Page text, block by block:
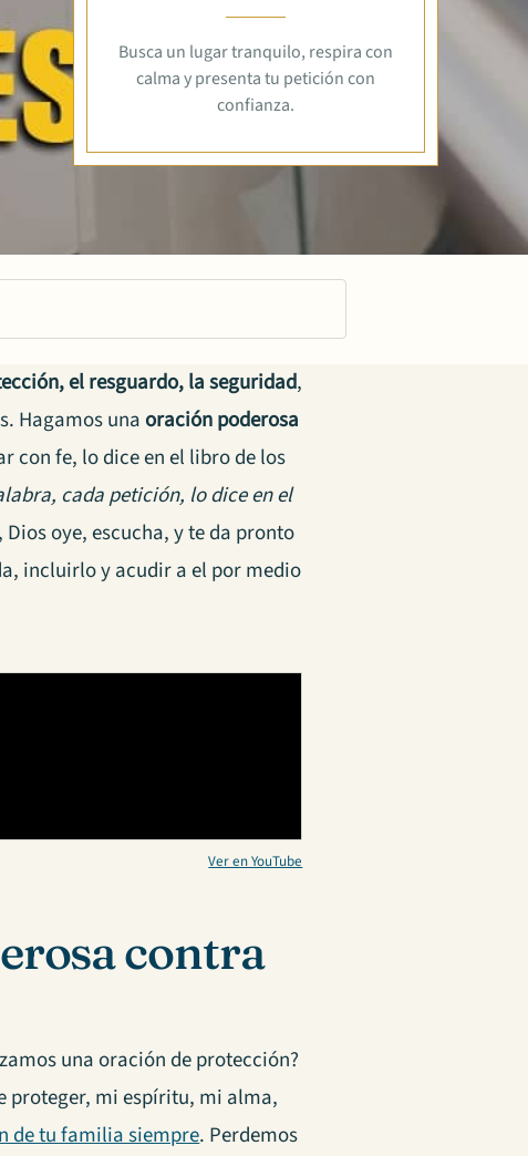
Busca un lugar tranquilo, respira con
calma y presenta tu petición con
confianza.
el resguardo, la seguridad,
Hagamos una oración poderosa
con fe, lo dice en el libro de los
cada petición, lo dice en el
oye, escucha, y te da pronto
incluirlo y acudir a el por medio
Ver en YouTube
contra
una oración de protección?
proteger, mi espíritu, mi alma,
de tu familia siempre. Perdemos